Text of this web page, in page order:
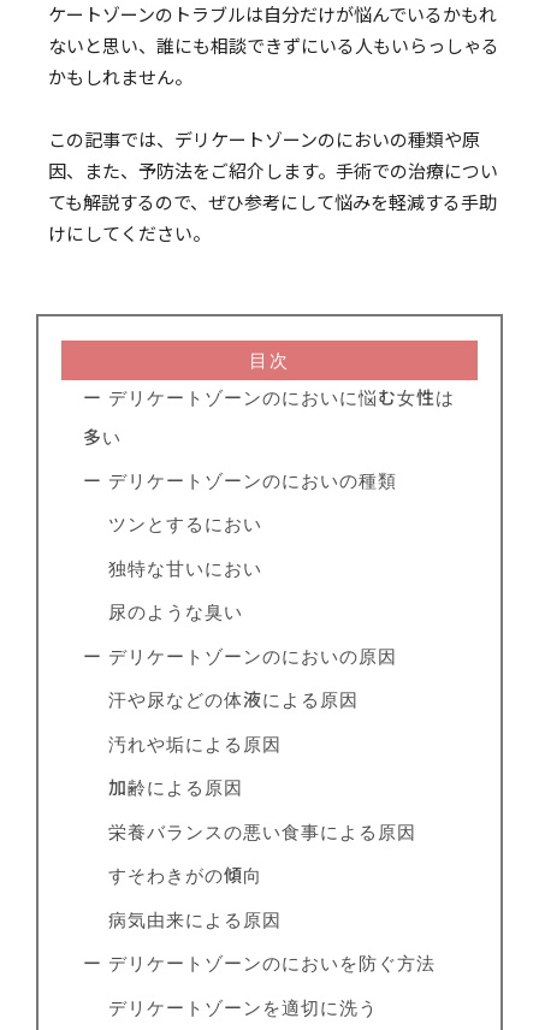
ケートゾーンのトラブルは自分だけが悩んでいるかもれ
ないと思い、誰にも相談できずにいる人もいらっしゃる
かもしれません。
この記事では、デリケートゾーンのにおいの種類や原
因、また、予防法をご紹介します。手術での治療につい
ても解説するので、ぜひ参考にして悩みを軽減する手助
けにしてください。
目次
ー デリケートゾーンのにおいに悩む女性は
多い
ー デリケートゾーンのにおいの種類
ツンとするにおい
独特な甘いにおい
尿のような臭い
ー デリケートゾーンのにおいの原因
汗や尿などの体液による原因
汚れや垢による原因
加齢による原因
栄養バランスの悪い食事による原因
すそわきがの傾向
病気由来による原因
ー デリケートゾーンのにおいを防ぐ方法
デリケートゾーンを適切に洗う